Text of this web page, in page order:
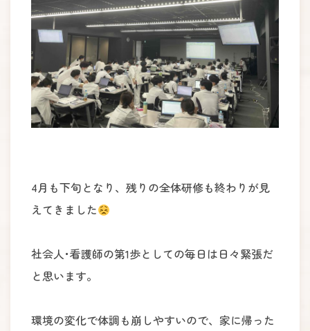
4月も下旬となり、残りの全体研修も終わりが見
えてきました
社会人･看護師の第1歩としての毎日は日々緊張だ
と思います。
環境の変化で体調も崩しやすいので、家に帰った